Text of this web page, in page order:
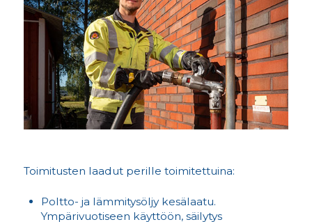
Toimitusten laadut perille toimitettuina:
Poltto- ja lämmitysöljy kesälaatu.
Ympärivuotiseen käyttöön, säilytys